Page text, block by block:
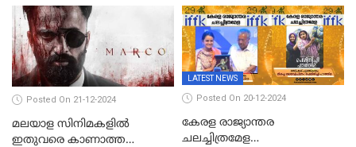
Posted On 21-12-2024
മലയാള സിനിമകളിൽ
ഇതുവരെ കാണാത്ത
LATEST NEWS
Posted On 20-12-2024
കേരള രാജ്യാന്തര
ചലച്ചിത്രമേള